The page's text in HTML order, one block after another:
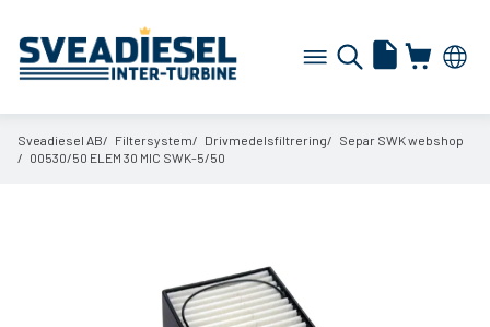
Sveadiesel AB Filtersystem Drivmedelsfiltrering
Separ SWK webshop
00530/50 ELEM 30 MIC SWK-5/50